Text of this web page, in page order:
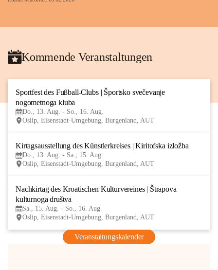
Kommende Veranstaltungen
Sportfest des Fußball-Clubs | Športsko svečevanje
nogometnoga kluba
Do., 13. Aug. - So., 16. Aug.
Oslip, Eisenstadt-Umgebung, Burgenland, AUT
Kirtagsausstellung des Künstlerkreises | Kiritofska izložba
Do., 13. Aug. - Sa., 15. Aug.
Oslip, Eisenstadt-Umgebung, Burgenland, AUT
Nachkirtag des Kroatischen Kulturvereines | Štrapova
kulturnoga društva
Sa., 15. Aug. - So., 16. Aug.
Oslip, Eisenstadt-Umgebung, Burgenland, AUT
Veranstaltungskalender